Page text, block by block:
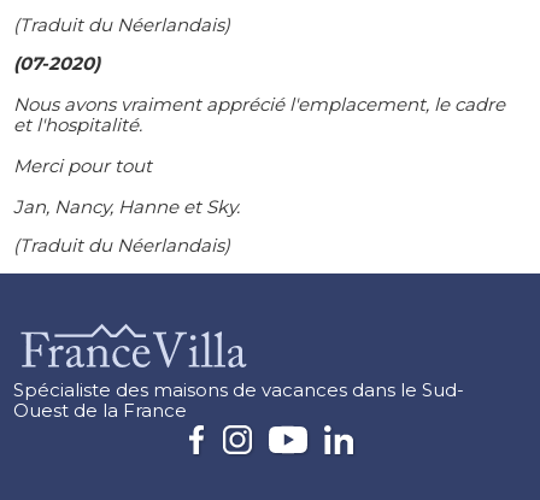
(Traduit du Néerlandais)
(07-2020)
Nous avons vraiment apprécié l'emplacement, le cadre
et l'hospitalité.
Merci pour tout
Jan, Nancy, Hanne et Sky.
(Traduit du Néerlandais)
Spécialiste des maisons de vacances dans le Sud-
Ouest de la France